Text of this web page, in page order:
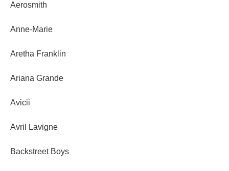
Aerosmith
Anne-Marie
Aretha Franklin
Ariana Grande
Avicii
Avril Lavigne
Backstreet Boys